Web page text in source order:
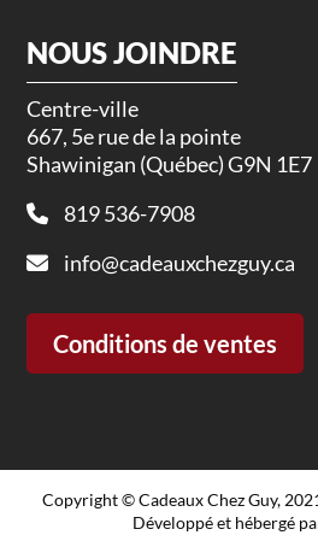
NOUS JOINDRE
Centre-ville
667, 5e rue de la pointe
Shawinigan (Québec) G9N 1E7
819 536-7908
info@cadeauxchezguy.ca
Conditions de ventes
Copyright © Cadeaux Chez Guy,
Développé et hébergé